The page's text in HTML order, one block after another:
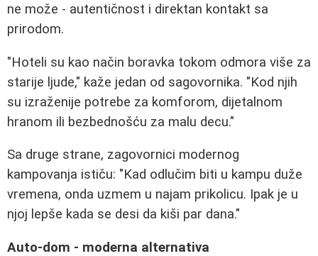
ne može - autentičnost i direktan kontakt sa
prirodom.
"Hoteli su kao način boravka tokom odmora više za
starije ljude," kaže jedan od sagovornika. "Kod njih
su izraženije potrebe za komforom, dijetalnom
hranom ili bezbednošću za malu decu."
Sa druge strane, zagovornici modernog
kampovanja ističu: "Kad odlučim biti u kampu duže
vremena, onda uzmem u najam prikolicu. Ipak je u
njoj lepše kada se desi da kiši par dana."
Auto-dom - moderna alternativa